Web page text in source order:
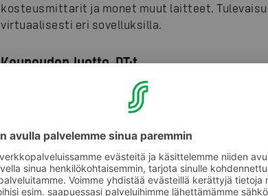
kosteusmittarit ja monet muut laitteet.
virtuaalisesti eri sovelluksilla.
Kauneuden luotto-PT:t
Vuosien varrella palvelun merkitys on kasvanut
– Parhaimmillaan asiakas tulee meille kuin
kauneuden personal trainer, joka ei vain myy
tuotteita kotona oikein, Remes kuvailee.